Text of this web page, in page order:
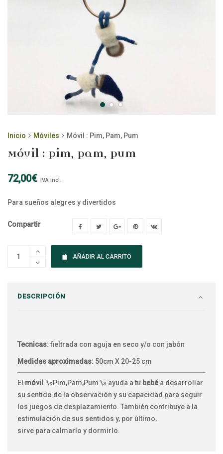
Inicio Móviles Móvil : Pim, Pam, Pum
Móvil : Pim, Pam, Pum
72,00€ IVA incl.
Para sueños alegres y divertidos
AÑADIR AL CARRITO
Compartir
DESCRIPCIÓN
Tecnicas: fieltrada con aguja en seco y/o con jabón
Medidas aproximadas: 50cm X 20-25 cm
El móvil \»Pim,Pam,Pum \» ayuda a tu bebéa desarrollar
su sentido de la observación y su capacidad para seguir
los juegos de desplazamiento. También contribuye a la
estimulación de sus sentidos y, por último,
sirve para calmarlo y dormirlo.